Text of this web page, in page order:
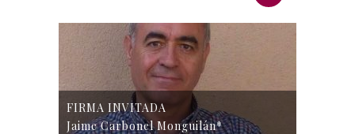
FIRMA INVITADA
Jaime Carbonel Monguilán*